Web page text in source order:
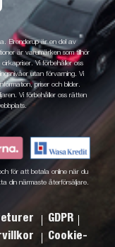
Brenderup är en del av
är varumärken som tillhör
Vi förbehåller oss
utan förvarning. Vi
priser och bilder.
Vi förbehåller oss rätten
för att betala online när du
din närmaste återförsäljare.
GDPR
Cookie-